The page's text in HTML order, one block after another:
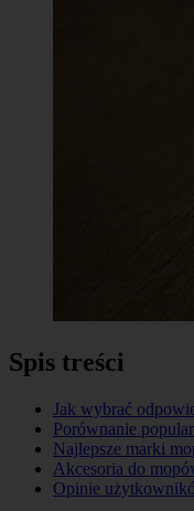
Spis treści
Jak wybrać
Porównanie
Najlepsze marki
Akcesoria do
Opinie